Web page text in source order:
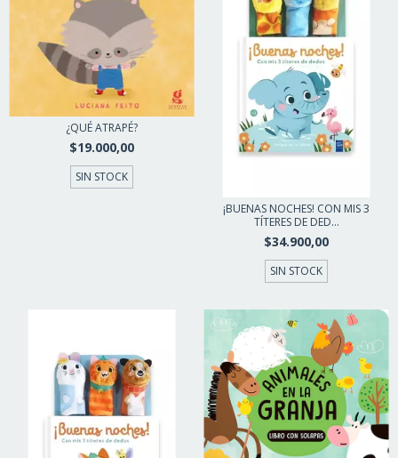
¿QUÉ ATRAPÉ?
$19.000,00
SIN STOCK
¡BUENAS NOCHES! CON MIS 3
TÍTERES DE DED...
$34.900,00
SIN STOCK